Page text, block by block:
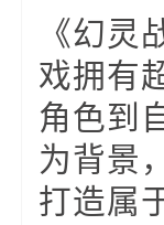
《幻灵
戏拥有
角色到
为背景
打造属